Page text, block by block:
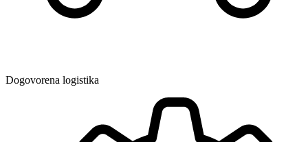
Dogovorena logistika